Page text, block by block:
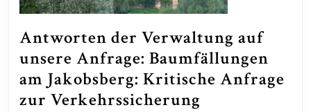
Antworten der Verwaltung auf
unsere Anfrage: Baumfällungen
am Jakobsberg: Kritische Anfrage
zur Verkehrssicherung